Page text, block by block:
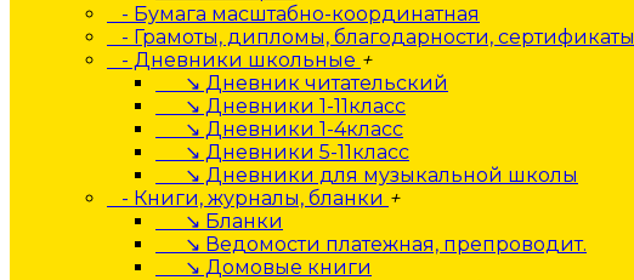
- Бумага масштабно-координатная
- Грамоты, дипломы, благодарности, сертификаты
- Дневники школьные +
↘ Дневник читательский
↘ Дневники 1-11класс
↘ Дневники 1-4класс
↘ Дневники 5-11класс
↘ Дневники для музыкальной школы
- Книги, журналы, бланки +
↘ Бланки
↘ Ведомости платежная, препроводит.
↘ Домовые книги